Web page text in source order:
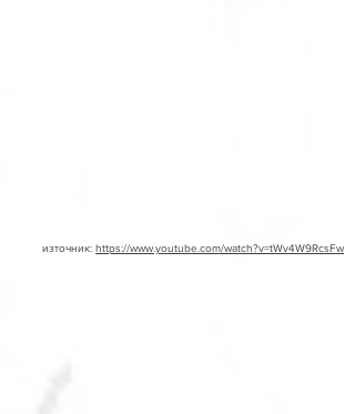
източник: https://www.youtube.com/watch?v=tWv4W9RcsFw